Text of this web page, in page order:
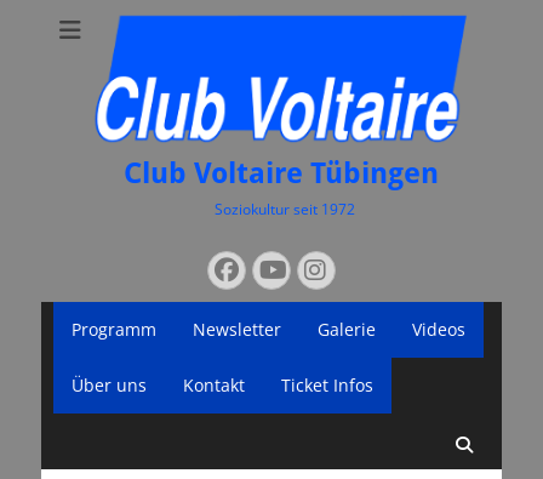
Club Voltaire Tübingen
Soziokultur seit 1972
nach:
Facebook
YouTube
Instagram
Menü
Inhalt
Programm Newsletter Galerie Videos
Über uns Kontakt Ticket Infos